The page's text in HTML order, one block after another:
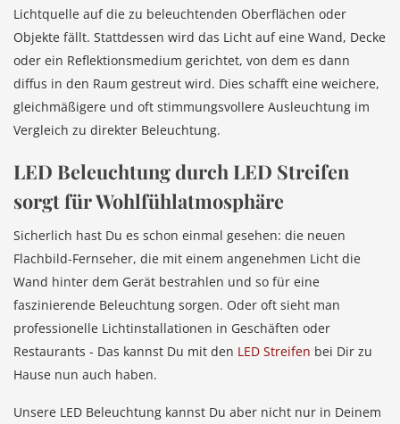
Lichtquelle auf die zu beleuchtenden Oberflächen oder
Objekte fällt. Stattdessen wird das Licht auf eine Wand, Decke
oder ein Reflektionsmedium gerichtet, von dem es dann
diffus in den Raum gestreut wird. Dies schafft eine weichere,
gleichmäßigere und oft stimmungsvollere Ausleuchtung im
Vergleich zu direkter Beleuchtung.
LED Beleuchtung durch LED Streifen
sorgt für Wohlfühlatmosphäre
Sicherlich hast Du es schon einmal gesehen: die neuen
Flachbild-Fernseher, die mit einem angenehmen Licht die
Wand hinter dem Gerät bestrahlen und so für eine
faszinierende Beleuchtung sorgen. Oder oft sieht man
professionelle Lichtinstallationen in Geschäften oder
Restaurants - Das kannst Du mit den LED Streifen bei Dir zu
Hause nun auch haben.
Unsere LED Beleuchtung kannst Du aber nicht nur in Deinem